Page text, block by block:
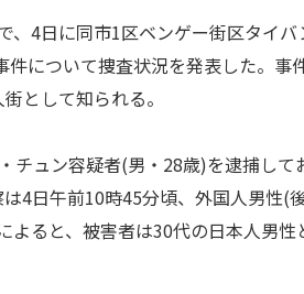
、4日に同市1区ベンゲー街区タイバ
について捜査状況を発表した。事
として知られる。
チュン容疑者(男・28歳)を逮捕して
4日午前10時45分頃、外国人男性(
ると、被害者は30代の日本人男性